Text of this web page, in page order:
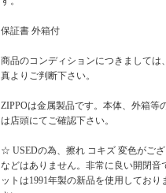
保証書 外箱付
商品のコンディションにつきましては
真よりご判断下さい。
ZIPPOは金属製品です。本体、外箱等
は店頭にてご確認下さい。
☆ USEDの為、擦れ コキズ 変色がご
などはありません。非常に良い開閉音
ットは1991年製の新品を使用してお